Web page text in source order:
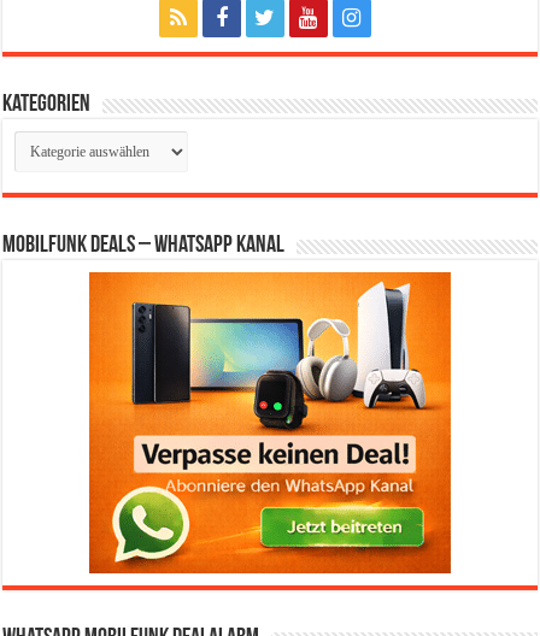
Kategorien
Kategorien
Mobilfunk Deals – WhatsApp Kanal